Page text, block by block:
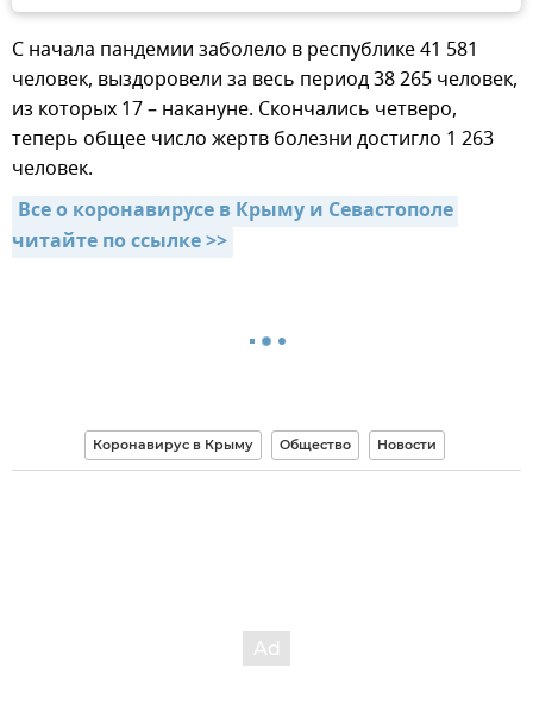
С начала пандемии заболело в республике 41 581
человек, выздоровели за весь период 38 265 человек,
из которых 17 – накануне. Скончались четверо,
теперь общее число жертв болезни достигло 1 263
человек.
Все о коронавирусе в Крыму и Севастополе
читайте по ссылке >>
Коронавирус в Крыму Общество Новости